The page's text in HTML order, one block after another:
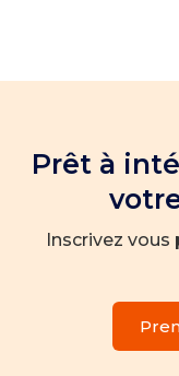
Prêt à
Inscrivez